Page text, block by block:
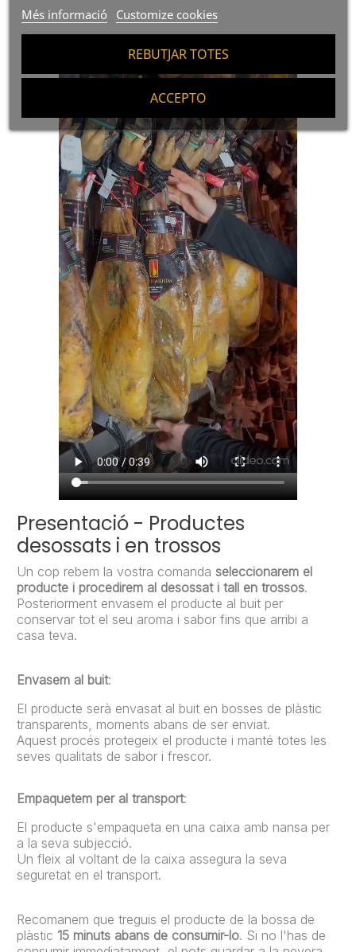
Més informació Customize cookies
REBUTJAR TOTES
ACCEPTO
Presentació - Productes
desossats i en trossos
Un cop rebem la vostra comanda seleccionarem el
producte i procedirem al desossat i tall en trossos.
Posteriorment envasem el producte al buit per
conservar tot el seu aroma i sabor fins que arribi a
casa teva.
Envasem al buit:
El producte serà envasat al buit en bosses de plàstic
transparents, moments abans de ser enviat.
Aquest procés protegeix el producte i manté totes les
seves qualitats de sabor i frescor.
Empaquetem per al transport:
El producte s'empaqueta en una caixa amb nansa per
a la seva subjecció.
Un fleix al voltant de la caixa assegura la seva
seguretat en el transport.
Recomanem que treguis el producte de la bossa de
plàstic 15 minuts abans de consumir-lo. Si no l'has de